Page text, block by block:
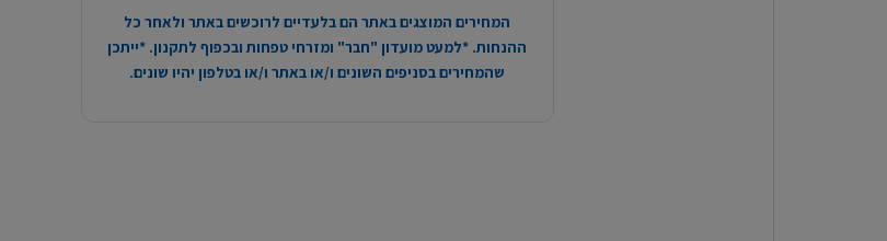
המחירים המוצגים באתר הם בלעדיים לרוכשים באתר ולאחר כל
ההנחות. *למעט מועדון "חבר" ומזרחי טפחות ובכפוף לתקנון. *ייתכן
שהמחירים בסניפים השונים ו/או באתר ו/או בטלפון יהיו שונים.